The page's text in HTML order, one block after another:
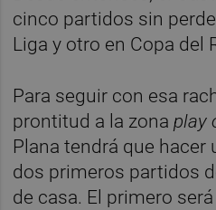
cinco partidos sin
Liga y otro en Copa del
Para seguir con esa
prontitud a la zonaplay
Plana tendrá que hacer
dos primeros partidos
de casa. El primero